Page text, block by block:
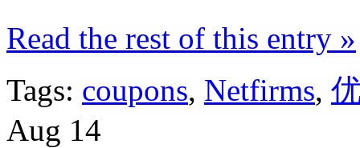
Read the rest of this entry »
Tags: coupons, Netfirms,
Aug 14